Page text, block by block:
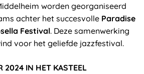
worden georganiseerd
achter het succesvolle Paradise
Festival. Deze samenwerking
voor het geliefde jazzfestival.
2024 IN HET KASTEEL